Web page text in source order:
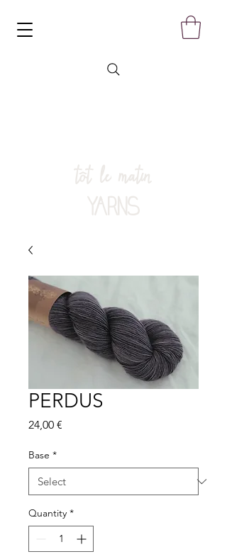
tôt le matin
YARNS
PERDUS
24,00 €
Base *
Quantity *